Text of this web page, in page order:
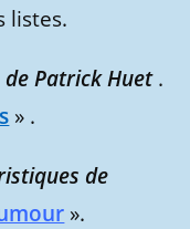
listes.
de Patrick Huet.
» .
de
».